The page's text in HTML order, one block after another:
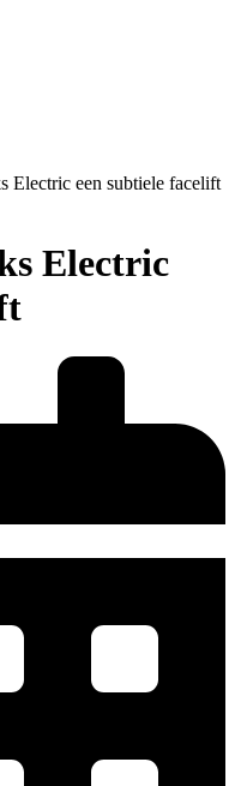
Electric een subtiele facelift
Electric